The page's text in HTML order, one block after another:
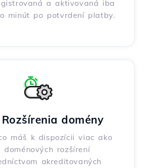
a aktivovaná iba
minút po potvrdení platby.
domény
máš k dispozícii viac ako
doménových rozšírení
akreditovaných